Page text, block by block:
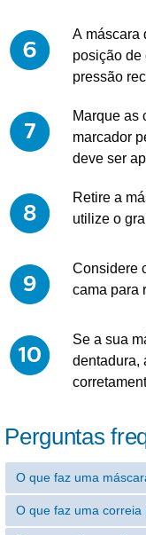
A máscara
posição de
pressão
Marque as
marcador
deve ser
Retire a
utilize o
Considere
cama para
Se a sua
dentadura,
Perguntas
O que faz uma
O que faz uma correia